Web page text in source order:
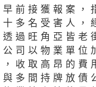
前接獲報案，
多名受害人，
過旺角亞皆老
司以物業單位
收取高昂的費
多間持牌放債